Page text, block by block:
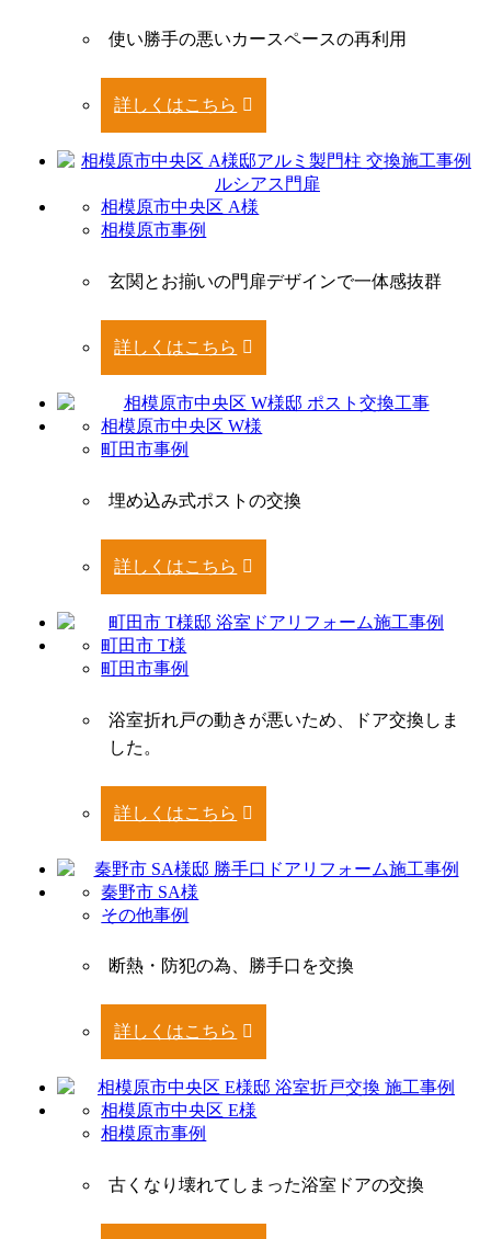
使い勝手の悪いカースペースの再利用
詳しくはこちら
相模原市中央区 A様
相模原市事例
玄関とお揃いの門扉デザインで一体感抜群
詳しくはこちら
相模原市中央区 W様
町田市事例
埋め込み式ポストの交換
詳しくはこちら
町田市 T様
町田市事例
浴室折れ戸の動きが悪いため、ドア交換しま
した。
詳しくはこちら
秦野市 SA様
その他事例
断熱・防犯の為、勝手口を交換
詳しくはこちら
相模原市中央区 E様
相模原市事例
古くなり壊れてしまった浴室ドアの交換